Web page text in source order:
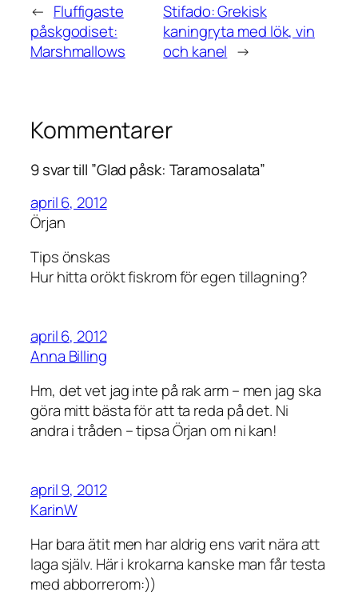
← Fluffigaste
påskgodiset:
Marshmallows
Stifado: Grekisk
kaningryta med lök, vin
och kanel →
Kommentarer
9 svar till ”Glad påsk: Taramosalata”
april 6, 2012
Örjan
Tips önskas
Hur hitta orökt fiskrom för egen tillagning?
april 6, 2012
Anna Billing
Hm, det vet jag inte på rak arm – men jag ska
göra mitt bästa för att ta reda på det. Ni
andra i tråden – tipsa Örjan om ni kan!
april 9, 2012
KarinW
Har bara ätit men har aldrig ens varit nära att
laga själv. Här i krokarna kanske man får testa
med abborrerom:))